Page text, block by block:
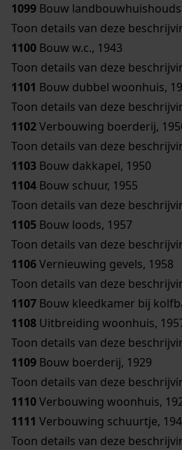
1099 Bouw
Toon details van deze
1100 Bouw w.c., 1943
Toon details van deze
1101 Bouw dubbel woonhuis,
Toon details van deze
1102Verbouwing boerderij,
Toon details van deze
1103 Bouw dakkapel, 1950
1104 Bouw schuur, 1955
Toon details van deze
1105 Bouw loods, 1957
Toon details van deze
1106Vernieuwing gevels, 1958
Toon details van deze
1107 Bouw kleedkamer bij
1108 Uitbreiding woonhuis,
Toon details van deze
1109 Bouw boerderij, 1929
Toon details van deze
1110Verbouwing woonhuis,
1111 Verbouwing schuurtje,
Toon details van deze